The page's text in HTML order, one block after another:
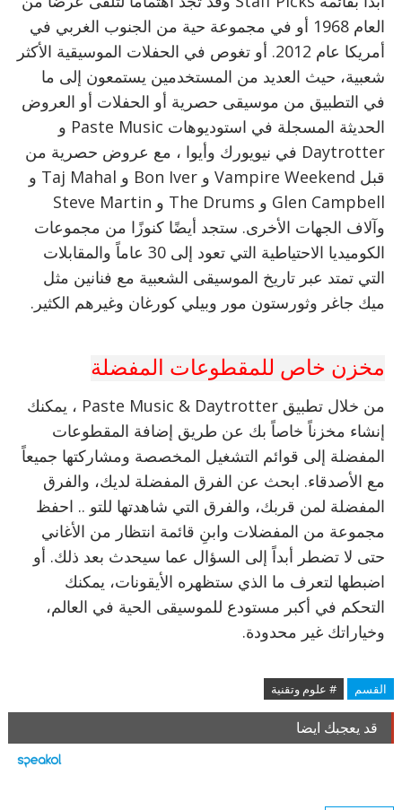
العام 1968 أو في مجموعة حية من الجنوب الغربي في
أمريكا عام 2012. أو تغوص في الحفلات الموسيقية الأكثر
شعبية، حيث العديد من المستخدمين يستمعون إلى ما
في التطبيق من موسيقى حصرية أو الحفلات أو العروض
الحديثة المسجلة في استوديوهات Paste Music و
Daytrotter في نيويورك وأيوا ، مع عروض حصرية من
قبل Vampire Weekend و Bon Iver و Taj Mahal و
Glen Campbell و The Drums و Steve Martin
وآلاف الجهات الأخرى. ستجد أيضًا كنوزًا من مجموعات
الكوميديا ​​الاحتياطية التي تعود إلى 30 عاماً والمقابلات
التي تمتد عبر تاريخ الموسيقى الشعبية مع فنانين مثل
ميك جاغر وثورستون مور وبيلي كورغان وغيرهم الكثير.
مخزن خاص للمقطوعات المفضلة
من خلال تطبيق Paste Music & Daytrotter ، يمكنك
إنشاء مخزناً خاصاً بك عن طريق إضافة المقطوعات
المفضلة إلى قوائم التشغيل المخصصة ومشاركتها جميعاً
مع الأصدقاء. ابحث عن الفرق المفضلة لديك، والفرق
المفضلة لمن قربك، والفرق التي شاهدتها للتو .. احفظ
مجموعة من المفضلات وابنِ قائمة انتظار من الأغاني
حتى لا تضطر أبداً إلى السؤال عما سيحدث بعد ذلك. أو
اضبطها لتعرف ما الذي ستظهره الأيقونات، يمكنك
التحكم في أكبر مستودع للموسيقى الحية في العالم،
وخياراتك غير محدودة.
القسم # علوم وتقنية
قد يعجبك ايضا